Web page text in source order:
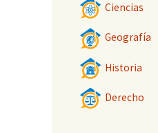
Ciencias
Geografía
Historia
Derecho